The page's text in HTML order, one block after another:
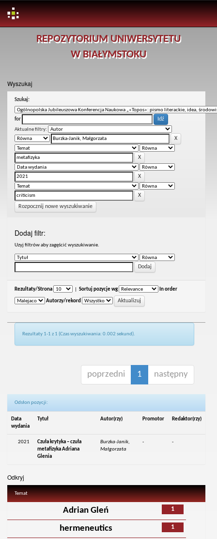
REPOZYTORIUM UNIWERSYTETU
W BIAŁYMSTOKU
Wyszukaj
Szukaj:
for
Aktualne filtry:
Rozpocznij nowe wyszukiwanie
Dodaj filtr:
Uzyj filtrów aby zagęścić wyszukiwanie.
Rezultaty/Strona Sortuj pozycje wg In order
Autorzy/rekord
Rezultaty 1-1 z 1 (Czas wyszukiwania: 0.002 sekund).
poprzedni 1 następny
Odsłon pozycji:
Data
wydania
Tytuł Autor(rzy) Promotor Redaktor(rzy)
2021
Czuła krytyka – czuła
metafizyka Adriana
Glenia
Burzka-Janik,
Małgorzata
- -
Odkryj
Temat
1
Adrian Gleń
1
hermeneutics